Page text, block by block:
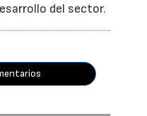
del sector.